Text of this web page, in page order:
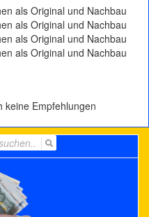
als Original und Nachbau
als Original und Nachbau
als Original und Nachbau
als Original und Nachbau
keine Empfehlungen